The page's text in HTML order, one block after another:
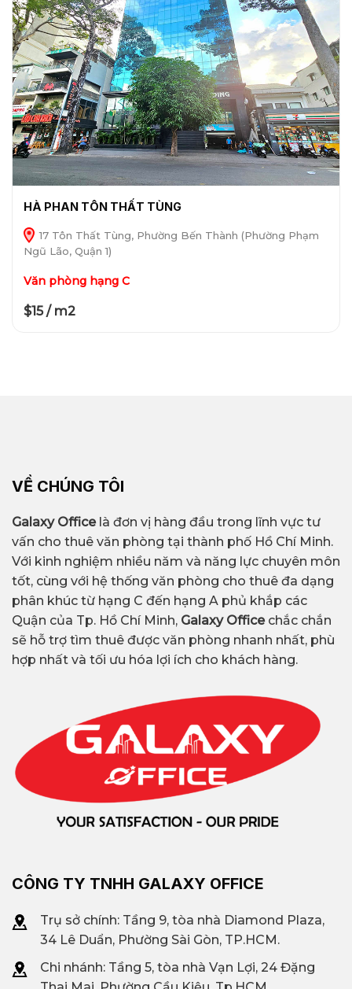
HÀ PHAN TÔN THẤT TÙNG
17 Tôn Thất Tùng, Phường Bến Thành (Phường Phạm
Ngũ Lão, Quận 1)
Văn phòng hạng C
$15 / m2
VỀ CHÚNG TÔI
Galaxy Officelà đơn vị hàng đầu trong lĩnh vực tư
vấn cho thuê văn phòng tại thành phố Hồ Chí Minh.
Với kinh nghiệm nhiều năm và năng lực chuyên môn
tốt, cùng với hệ thống văn phòng cho thuê đa dạng
phân khúc từ hạng C đến hạng A phủ khắp các
Quận của Tp. Hồ Chí Minh, Galaxy Office chắc chắn
sẽ hỗ trợ tìm thuê được văn phòng nhanh nhất, phù
hợp nhất và tối ưu hóa lợi ích cho khách hàng.
CÔNG TY TNHH GALAXY OFFICE
Trụ sở chính: Tầng 9, tòa nhà Diamond Plaza,
34 Lê Duẩn, Phường Sài Gòn, TP.HCM.
Chi nhánh: Tầng 5, tòa nhà Vạn Lợi, 24 Đặng